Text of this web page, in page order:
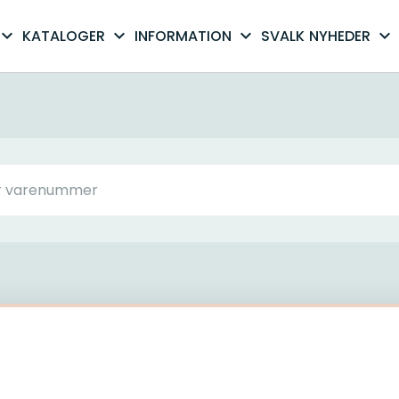
expand_more KATALOGER expand_more INFORMATION expand_more SVALK NYHEDER expand_more